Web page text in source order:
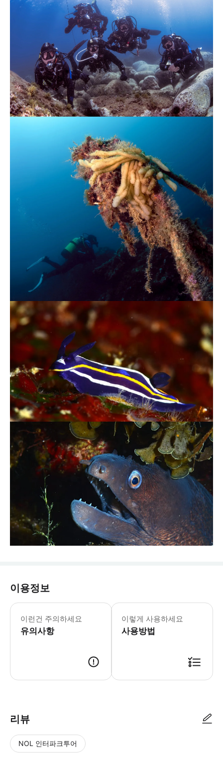
이용정보
이런건 주의하세요
유의사항
이렇게 사용하세요
사용방법
리뷰
NOL 인터파크투어